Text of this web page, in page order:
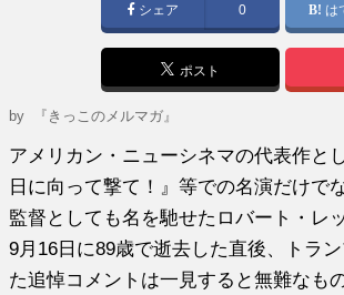
シェア 0 は
ポスト
by 『きっこのメルマガ』
アメリカン・ニューシネマの代表作と
日に向って撃て！』等での名演だけで
監督としても名を馳せたロバート・レ
9月16日に89歳で逝去した直後、トラ
た追悼コメントは一見すると無難なも